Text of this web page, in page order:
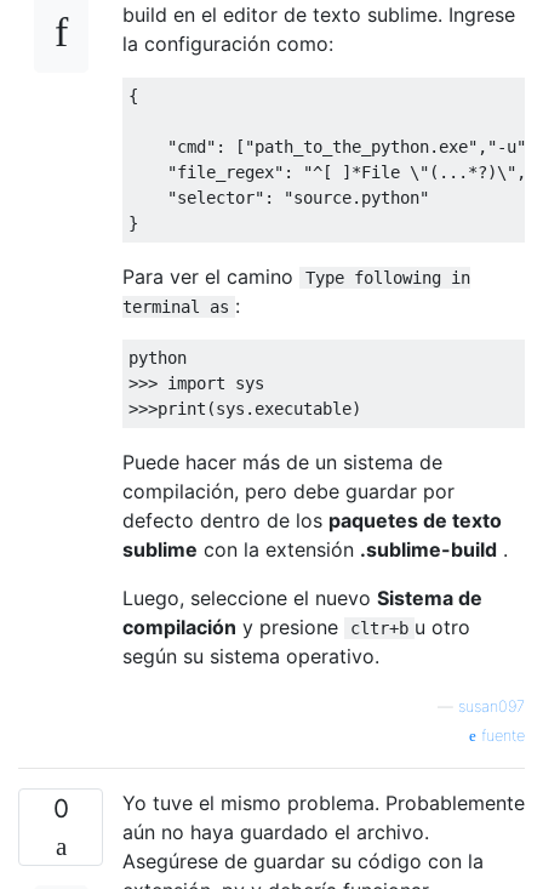
build en el editor de texto sublime. Ingrese
la configuración como:
{
"cmd" : [ "path_to_the_python.exe" , "-u"
"file_regex" :
"^[ ]*File \"(...*?)\",
"selector" :
"source.python"
}
Para ver el camino
Type following in
terminal as :
>>> import
>>>print (sys . executable)
Puede hacer más de un sistema de
compilación, pero debe guardar por
defecto dentro de los paquetes de texto
sublime con la extensión .sublime-build .
Luego, seleccione el nuevo Sistema de
compilación y presione cltr+b u otro
según su sistema operativo.
susan097
fuente
0
Yo tuve el mismo problema. Probablemente
aún no haya guardado el archivo.
Asegúrese de guardar su código con la